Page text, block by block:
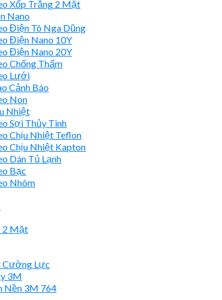
Xốp Trắng 2 Mặt
Nano
Điện Tô Nga Dũng
Điện Nano 10Y
Điện Nano 20Y
Chống Thấm
Lưới
Cảnh Báo
Non
Nhiệt
Sợi Thủy Tinh
Chịu Nhiệt Teflon
Chịu Nhiệt Kapton
Dán Tủ Lạnh
Bạc
Nhôm
2 Mặt
Cường Lực
3M
Nền 3M 764